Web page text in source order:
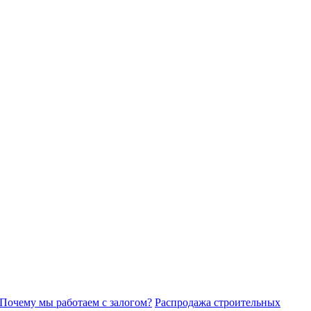
Почему мы работаем с залогом? Распродажа строительных